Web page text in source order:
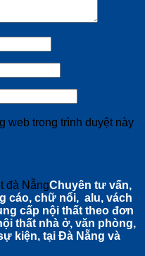
web trong trình duyệt này
Chuyên tư vấn,
cáo, chữ nổi, alu, vách
cấp nội thất theo đơn
thất nhà ở, văn phòng,
kiện, tại Đà Nẵng và